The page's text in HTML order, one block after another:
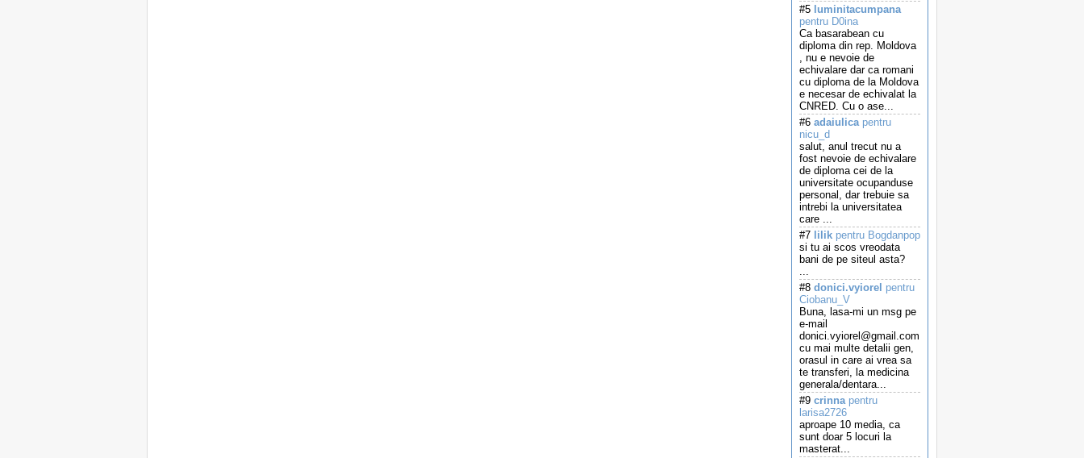
#5 luminitacumpana
pentru D0ina
Ca basarabean cu
diploma din rep. Moldova
, nu e nevoie de
echivalare dar ca romani
cu diploma de la Moldova
e necesar de echivalat la
CNRED. Cu o ase...
#6 adaiulicapentru
nicu_d
salut, anul trecut nu a
fost nevoie de echivalare
de diploma cei de la
universitate ocupanduse
personal, dar trebuie sa
intrebi la universitatea
care ...
#7 lilik pentru Bogdanpop
si tu ai scos vreodata
bani de pe siteul asta?
...
#8 donici.vyiorel pentru
Ciobanu_V
Buna, lasa-mi un msg pe
e-mail
donici.vyiorel@gmail.com
cu mai multe detalii gen,
orasul in care ai vrea sa
te transferi, la medicina
generala/dentara...
#9 crinnapentru
larisa2726
aproape 10 media, ca
sunt doar 5 locuri la
masterat...